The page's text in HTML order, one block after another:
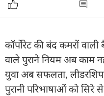
कॉर्पोरेट की बंद कमरों
वाले पुराने नियम अब काम
युवा अब सफलता,
पुरानी परिभाषाओं को सिरे